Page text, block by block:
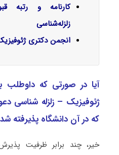
کارنامه و رتبه
زلزله‌شناسی
انجمن دکتری
آیا در صورتی که داوطلب
ژﺋﻮﻓﻴﺰیک – زلزله شناسی
که در آن دانشگاه پذیرفته
خیر، چند برابر ظرفیت